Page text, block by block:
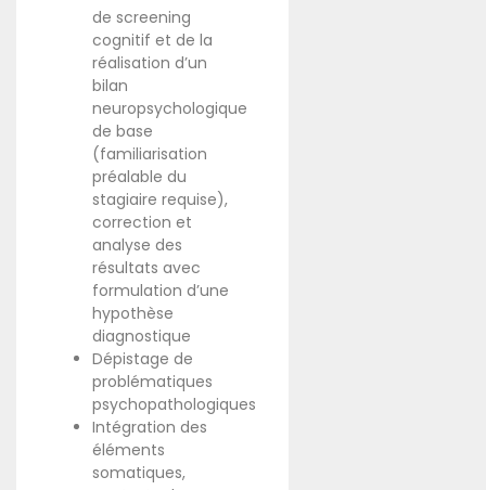
de screening
cognitif et de la
réalisation d’un
bilan
neuropsychologique
de base
(familiarisation
préalable du
stagiaire requise),
correction et
analyse des
résultats avec
formulation d’une
hypothèse
diagnostique
Dépistage de
problématiques
psychopathologiques
Intégration des
éléments
somatiques,